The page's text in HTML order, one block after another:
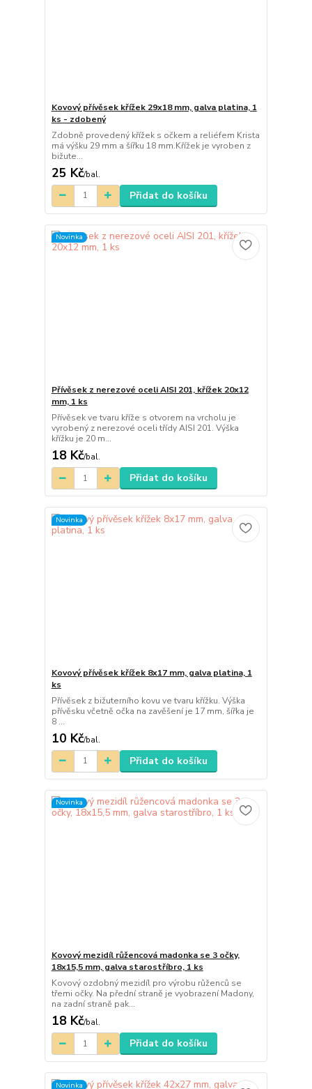
Kovový přívěsek křížek 29x18 mm, galva platina, 1
ks - zdobený
Zdobně provedený křížek s očkem a reliéfem Krista
má výšku 29 mm a šířku 18 mm.Křížek je vyroben z
bižute...
25 Kč/bal.
Přidat do košíku
Novinka
Přívěsek z nerezové oceli AISI 201, křížek 20x12
mm, 1 ks
Přívěsek ve tvaru kříže s otvorem na vrcholu je
vyrobený z nerezové oceli třídy AISI 201. Výška
křížku je 20 m...
18 Kč/bal.
Přidat do košíku
Novinka
Kovový přívěsek křížek 8x17 mm, galva platina, 1
ks
Přívěsek z bižuterního kovu ve tvaru křížku. Výška
přívěsku včetně očka na zavěšení je 17 mm, šířka je
8 ...
10 Kč/bal.
Přidat do košíku
Novinka
Kovový mezidíl růžencová madonka se 3 očky,
18x15,5 mm, galva starostříbro, 1 ks
Kovový ozdobný mezidíl pro výrobu růženců se
třemi očky. Na přední straně je vyobrazení Madony,
na zadní straně pak...
18 Kč/bal.
Přidat do košíku
Novinka